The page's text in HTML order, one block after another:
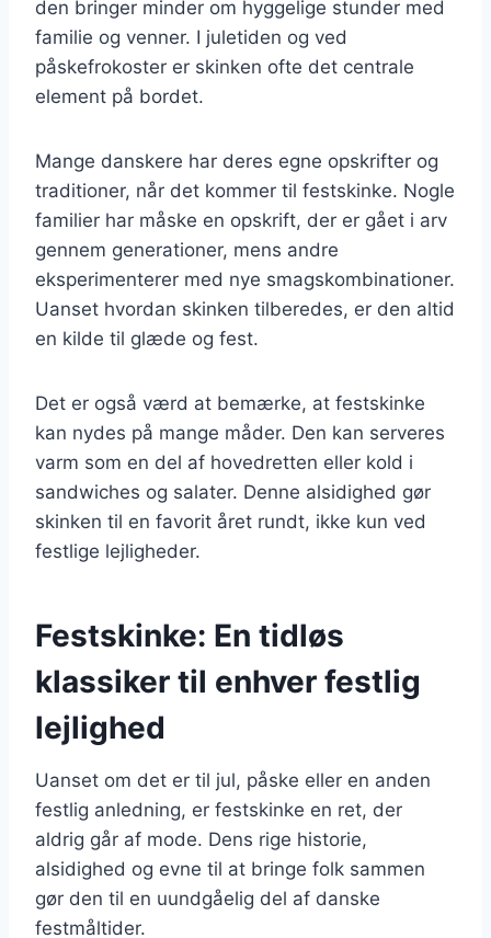
den bringer minder om hyggelige stunder med
familie og venner. I juletiden og ved
påskefrokoster er skinken ofte det centrale
element på bordet.
Mange danskere har deres egne opskrifter og
traditioner, når det kommer til festskinke. Nogle
familier har måske en opskrift, der er gået i arv
gennem generationer, mens andre
eksperimenterer med nye smagskombinationer.
Uanset hvordan skinken tilberedes, er den altid
en kilde til glæde og fest.
Det er også værd at bemærke, at festskinke
kan nydes på mange måder. Den kan serveres
varm som en del af hovedretten eller kold i
sandwiches og salater. Denne alsidighed gør
skinken til en favorit året rundt, ikke kun ved
festlige lejligheder.
Festskinke: En tidløs
klassiker til enhver festlig
lejlighed
Uanset om det er til jul, påske eller en anden
festlig anledning, er festskinke en ret, der
aldrig går af mode. Dens rige historie,
alsidighed og evne til at bringe folk sammen
gør den til en uundgåelig del af danske
festmåltider.